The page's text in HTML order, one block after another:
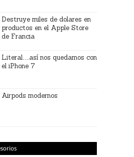
Destruye miles de dolares en
productos en el Apple Store
de Francia
Literal…así nos quedamos con
el iPhone 7
Airpods modernos